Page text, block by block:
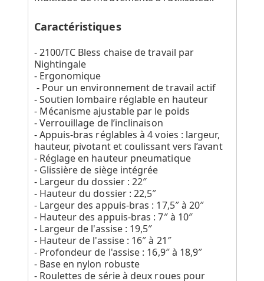
Caractéristiques
- 2100/TC Bless chaise de travail par
Nightingale
- Ergonomique
- Pour un environnement de travail actif
- Soutien lombaire réglable en hauteur
- Mécanisme ajustable par le poids
- Verrouillage de l’inclinaison
- Appuis-bras réglables à 4 voies : largeur,
hauteur, pivotant et coulissant vers l’avant
- Réglage en hauteur pneumatique
- Glissière de siège intégrée
- Largeur du dossier : 22″
- Hauteur du dossier : 22,5″
- Largeur des appuis-bras : 17,5″ à 20″
- Hauteur des appuis-bras : 7″ à 10″
- Largeur de l'assise : 19,5″
- Hauteur de l'assise : 16″ à 21″
- Profondeur de l'assise : 16,9″ à 18,9″
- Base en nylon robuste
- Roulettes de série à deux roues pour